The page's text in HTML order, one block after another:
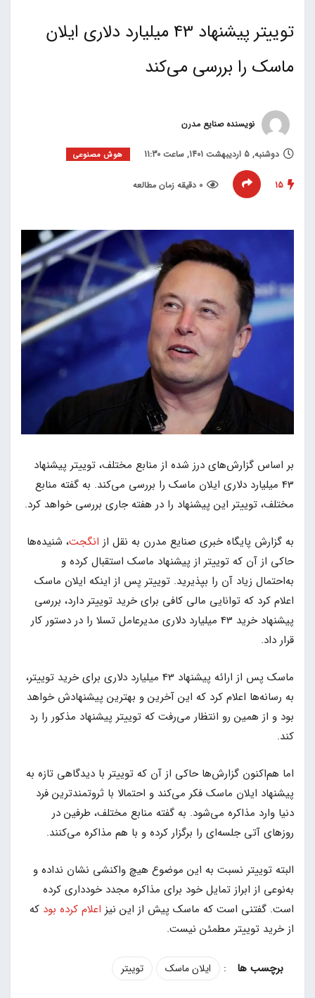
توییتر پیشنهاد 43 میلیارد دلاری ایلان
ماسک را بررسی می‌کند
نویسنده صنایع مدرن
دوشنبه, 5 اردیبهشت 1401, ساعت 11:30 هوش مصنوعی
15 0 دقیقه زمان مطالعه
بر اساس گزارش‌های درز شده از منابع مختلف، توییتر پیشنهاد
43 میلیارد دلاری ایلان ماسک را بررسی می‌کند. به گفته منابع
مختلف، توییتر این پیشنهاد را در هفته جاری بررسی خواهد کرد.
به گزارش پایگاه خبری صنایع مدرن به نقل از انگجت، شنیده‌ها
حاکی از آن که توییتر از پیشنهاد ماسک استقبال کرده و
به‌احتمال زیاد آن را بپذیرید. توییتر پس از اینکه ایلان ماسک
اعلام کرد که توانایی مالی کافی برای خرید توییتر دارد، بررسی
پیشنهاد خرید 43 میلیارد دلاری مدیرعامل تسلا را در دستور کار
قرار داد.
ماسک پس از ارائه پیشنهاد 43 میلیارد دلاری برای خرید توییتر،
به رسانه‌ها اعلام کرد که این آخرین و بهترین پیشنهادش خواهد
بود و از همین رو انتظار می‌رفت که توییتر پیشنهاد مذکور را رد
کند.
اما هم‌اکنون گزارش‌ها حاکی از آن که توییتر با دیدگاهی تازه به
پیشنهاد ایلان ماسک فکر می‌کند و احتمالا با ثروتمندترین فرد
دنیا وارد مذاکره می‌شود. به گفته منابع مختلف، طرفین در
روزهای آتی جلسه‌ای را برگزار کرده و با هم مذاکره می‌کنند.
البته توییتر نسبت به این موضوع هیچ واکنشی نشان نداده و
به‌نوعی از ابراز تمایل خود برای مذاکره مجدد خودداری کرده
است. گفتنی است که ماسک پیش از این نیز اعلام کرده بود که
از خرید توییتر مطمئن نیست.
: ایلان ماسک توییتر